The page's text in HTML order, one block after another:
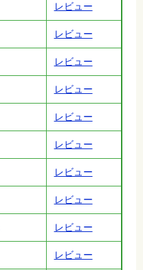
レビュー
レビュー
レビュー
レビュー
レビュー
レビュー
レビュー
レビュー
レビュー
レビュー